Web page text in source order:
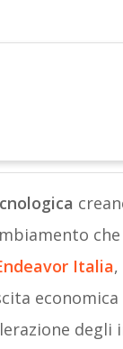
che
Italia